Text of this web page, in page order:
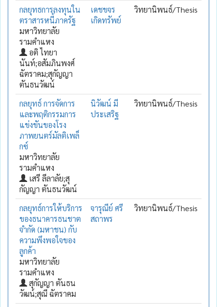
กลยุทธการลงทุนใน
ตราสารหนี้ภาครัฐ
มหาวิทยาลัย
รามคำแหง
อติ ไทยา
นันท์;อสัมภินพงศ์
ฉัตราคม;สุกัญญา
ตันธนวัฒน์
เดชขจร
เกิดทรัพย์
วิทยานิพนธ์/Thesis
กลยุทธ์ การจัดการ
และพฤติกรรมการ
แข่งขันของโรง
ภาพยนตร์มัลติเพล็
กซ์
มหาวิทยาลัย
รามคำแหง
เสรี ลีลาลัย;สุ
กัญญา ตันธนวัฒน์
นิวัฒน์ มี
ประเสริฐ
วิทยานิพนธ์/Thesis
กลยุทธ์การให้บริการ
ของธนาคารธนชาต
จำกัด (มหาชน) กับ
ความพึงพอใจของ
ลูกค้า
มหาวิทยาลัย
รามคำแหง
สุกัญญา ตันธน
วัฒน์;สุณี ฉัตราคม
จารุณีย์ ศรี
สถาพร
วิทยานิพนธ์/Thesis